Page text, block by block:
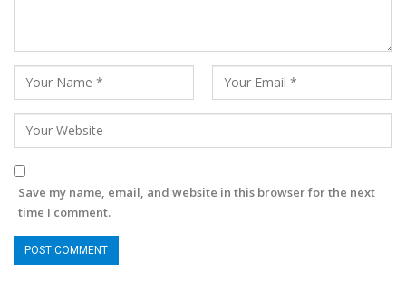
Save my name, email, and website in this browser for the next
time I comment.